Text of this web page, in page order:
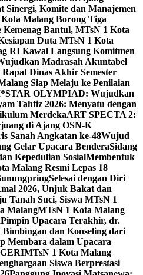
Sinergi, Komite dan Manajemen
Malang Borong Tiga
Bantul, MTsN 1 Kota
Duta MTsN 1 Kota
RI Kawal Langsung Komitmen
Madrasah Akuntabel
Dinas Akhir Semester
Siap Melaju ke Penilaian
OLYMPIAD: Wujudkan
Tahfiz 2026: Menyatu dengan
MerdekaART SPECTA 2:
di Ajang OSN-K
Sanah Angkatan ke-48Wujud
Gelar Upacara BenderaSidang
Kepedulian SosialMembentuk
Malang Resmi Lepas 18
Selesai dengan Diri
2026, Unjuk Bakat dan
Tanah Suci, Siswa MTsN 1
MalangMTsN 1 Kota Malang
Pimpin Upacara Terakhir, dr.
dan Konseling dari
Membara dalam Upacara
MTsN 1 Kota Malang
Siswa Berprestasi